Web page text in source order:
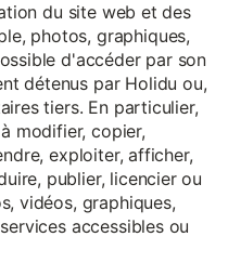
du site web et des
photos, graphiques,
d'accéder par son
détenus par Holidu ou,
tiers. En particulier,
modifier, copier,
exploiter, afficher,
publier, licencier ou
vidéos, graphiques,
accessibles ou